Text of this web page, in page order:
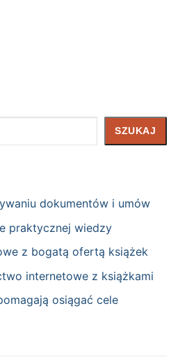
SZUKAJ
dokumentów i umów
praktycznej wiedzy
z bogatą ofertą książek
internetowe z książkami
osiągać cele